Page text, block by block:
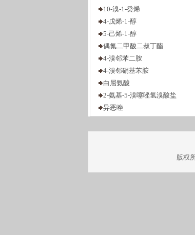
10-溴-1-癸烯
4-戊烯-1-醇
5-己烯-1-醇
偶氮二甲酸二叔丁酯
4-溴邻苯二胺
4-溴邻硝基苯胺
白屈氨酸
2-氨基-5-溴噻唑氢溴酸盐
异恶唑
1,2,3-三甲基-1H-苯并-【E】吲
版权